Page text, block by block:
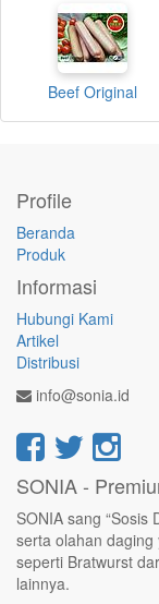
Beef Original
Profile
Beranda
Produk
Informasi
Hubungi Kami
Artikel
Distribusi
info@sonia.id
SONIA -
SONIA sang “Sosis
serta olahan
seperti Bratwurst
lainnya.